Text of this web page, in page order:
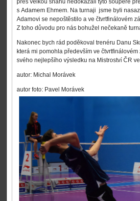
přes velkou snahu nedokázali tyto soupeře
s Adamem Ehmem. Na turnaji jsme byli
Adamovi se nepoštěstilo a ve čtvrtfinálovém
Z toho důvodu pro nás bohužel nečekaně
Nakonec bych rád poděkoval trenéru Danu
která mi pomohla především ve
svého nejlepšího výsledku na Mistroství ČR
autor: Michal Morávek
autor foto: Pavel Morávek